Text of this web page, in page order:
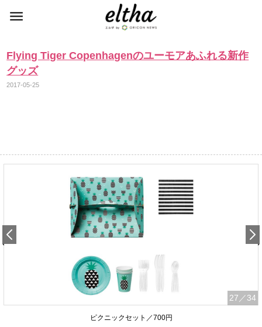
Flying Tiger Copenhagenのユーモアあふれる新作
グッズ
2017-05-25
27 ／34
ピクニックセット／700円